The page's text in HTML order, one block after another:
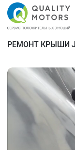
РЕМОНТ КРЫШИ